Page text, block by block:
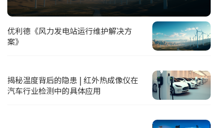
优利德《风力发电站运行维护解决方
案》
揭秘温度背后的隐患 | 红外热成像仪在
汽车行业检测中的具体应用